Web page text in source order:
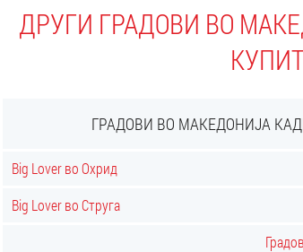
ДРУГИ ГРАДОВИ ВО
ГРАДОВИ ВО МАКЕДОНИЈА
Big Lover во Охрид
Big Lover во Струга